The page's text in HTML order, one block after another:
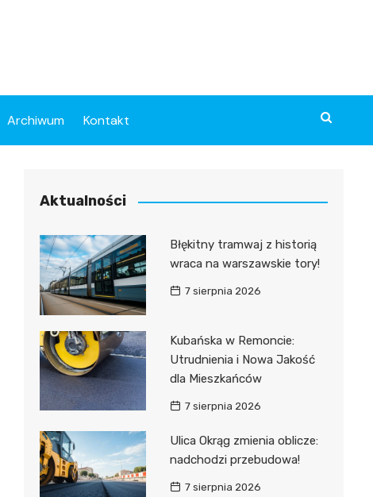
Archiwum Kontakt
Aktualności
Błękitny tramwaj z historią
wraca na warszawskie tory!
7 sierpnia 2026
Kubańska w Remoncie:
Utrudnienia i Nowa Jakość
dla Mieszkańców
7 sierpnia 2026
Ulica Okrąg zmienia oblicze:
nadchodzi przebudowa!
7 sierpnia 2026